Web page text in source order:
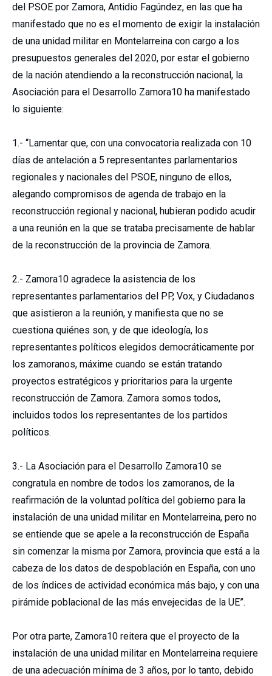
del PSOE por Zamora, Antidio Fagúndez, en las que ha
manifestado que no es el momento de exigir la instalación
de una unidad militar en Montelarreina con cargo a los
presupuestos generales del 2020, por estar el gobierno
de la nación atendiendo a la reconstrucción nacional, la
Asociación para el Desarrollo Zamora10 ha manifestado
lo siguiente:
1.- “Lamentar que, con una convocatoria realizada con 10
días de antelación a 5 representantes parlamentarios
regionales y nacionales del PSOE, ninguno de ellos,
alegando compromisos de agenda de trabajo en la
reconstrucción regional y nacional, hubieran podido acudir
a una reunión en la que se trataba precisamente de hablar
de la reconstrucción de la provincia de Zamora.
2.- Zamora10 agradece la asistencia de los
representantes parlamentarios del PP, Vox, y Ciudadanos
que asistieron a la reunión, y manifiesta que no se
cuestiona quiénes son, y de que ideología, los
representantes políticos elegidos democráticamente por
los zamoranos, máxime cuando se están tratando
proyectos estratégicos y prioritarios para la urgente
reconstrucción de Zamora. Zamora somos todos,
incluidos todos los representantes de los partidos
políticos.
3.- La Asociación para el Desarrollo Zamora10 se
congratula en nombre de todos los zamoranos, de la
reafirmación de la voluntad política del gobierno para la
instalación de una unidad militar en Montelarreina, pero no
se entiende que se apele a la reconstrucción de España
sin comenzar la misma por Zamora, provincia que está a la
cabeza de los datos de despoblación en España, con uno
de los índices de actividad económica más bajo, y con una
pirámide poblacional de las más envejecidas de la UE”.
Por otra parte, Zamora10 reitera que el proyecto de la
instalación de una unidad militar en Montelarreina requiere
de una adecuación mínima de 3 años, por lo tanto, debido